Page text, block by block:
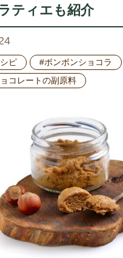
ティエも紹介
ピ
#ボンボンショコラ
コレートの副原料